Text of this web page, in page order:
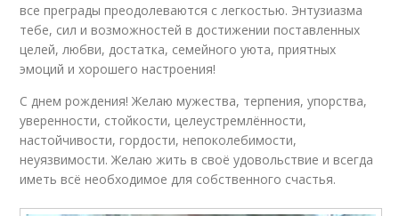
все преграды преодолеваются с легкостью. Энтузиазма
тебе, сил и возможностей в достижении поставленных
целей, любви, достатка, семейного уюта, приятных
эмоций и хорошего настроения!
С днем рождения! Желаю мужества, терпения, упорства,
уверенности, стойкости, целеустремлённости,
настойчивости, гордости, непоколебимости,
неуязвимости. Желаю жить в своё удовольствие и всегда
иметь всё необходимое для собственного счастья.